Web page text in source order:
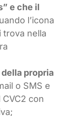
e che il
l’icona
trova nella
propria
o SMS e
con